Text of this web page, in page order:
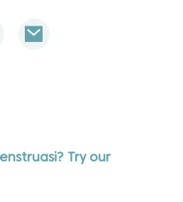
Try our